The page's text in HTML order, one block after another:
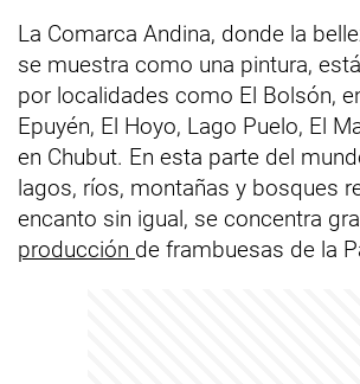
La Comarca Andina, donde la
se muestra como una pintura,
por localidades como El Bolsón,
Epuyén, El Hoyo, Lago Puelo, El
en Chubut. En esta parte del
lagos, ríos, montañas y bosques
encanto sin igual, se concentra
producción de frambuesas de la